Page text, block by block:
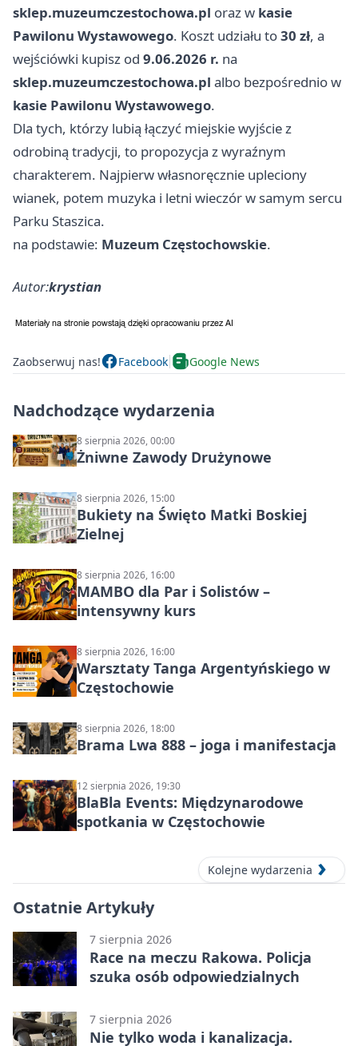
sklep.muzeumczestochowa.pl oraz w kasie
Pawilonu Wystawowego. Koszt udziału to30 zł, a
wejściówki kupisz od 9.06.2026 r. na
sklep.muzeumczestochowa.pl albo bezpośrednio w
kasie Pawilonu Wystawowego.
Dla tych, którzy lubią łączyć miejskie wyjście z
odrobiną tradycji, to propozycja z wyraźnym
charakterem. Najpierw własnoręcznie upleciony
wianek, potem muzyka i letni wieczór w samym sercu
Parku Staszica.
na podstawie: Muzeum Częstochowskie.
Autor:krystian
Zaobserwuj nas! Facebook Google News
Nadchodzące wydarzenia
8 sierpnia 2026, 00:00
Żniwne Zawody Drużynowe
8 sierpnia 2026, 15:00
Bukiety na Święto Matki Boskiej
Zielnej
8 sierpnia 2026, 16:00
MAMBO dla Par i Solistów –
intensywny kurs
8 sierpnia 2026, 16:00
Warsztaty Tanga Argentyńskiego w
Częstochowie
8 sierpnia 2026, 18:00
Brama Lwa 888 – joga i manifestacja
12 sierpnia 2026, 19:30
BlaBla Events: Międzynarodowe
spotkania w Częstochowie
Kolejne wydarzenia
Ostatnie Artykuły
7 sierpnia 2026
Race na meczu Rakowa. Policja
szuka osób odpowiedzialnych
7 sierpnia 2026
Nie tylko woda i kanalizacja.